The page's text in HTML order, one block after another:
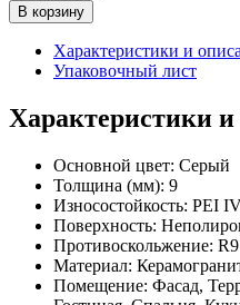
В корзину
Характеристики и
Упаковочный лист
Характеристики и
Основной цвет: Серый
Толщина (мм): 9
Износостойкость: PEI
Поверхность:
Противоскольжение: R9
Материал:
Помещение: Фасад,